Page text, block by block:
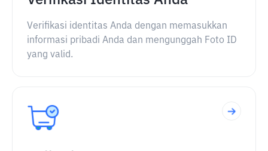
Verifikasi identitas Anda dengan memasukkan
informasi pribadi Anda dan mengunggah Foto ID
yang valid.